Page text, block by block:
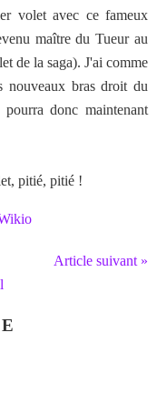
volet avec ce fameux
maître du Tueur au
de la saga). J'ai comme
nouveaux bras droit du
donc maintenant
pitié, pitié !
Article suivant »